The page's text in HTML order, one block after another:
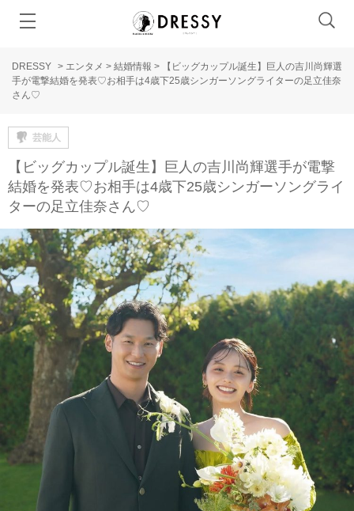
DRESSY > エンタメ > 結婚情報 >
【ビッグカップル誕生】巨人の吉川尚輝選
手が電撃結婚を発表♡お相手は4歳下25歳シンガーソングライターの足立佳奈
さん♡
芸能人
【ビッグカップル誕生】巨人の吉川尚輝選手が電撃
結婚を発表♡お相手は4歳下25歳シンガーソングライ
ターの足立佳奈さん♡